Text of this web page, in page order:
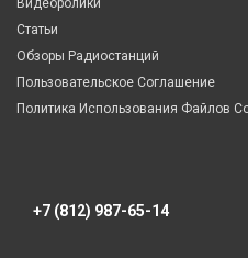
Видеоролики
Статьи
Обзоры Радиостанций
Пользовательское Соглашение
Политика Использования Файлов
+7 (812) 987-65-14